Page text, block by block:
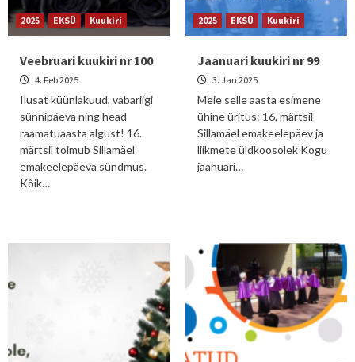
2025 EKSÜ Kuukiri
Veebruari kuukiri nr 100
4. Feb 2025
Ilusat küünlakuud, vabariigi
sünnipäeva ning head
raamatuaasta algust! 16.
märtsil toimub Sillamäel
emakeelepäeva sündmus.
Kõik…
2025 EKSÜ Kuukiri
Jaanuari kuukiri nr 99
3. Jan 2025
Meie selle aasta esimene
ühine üritus: 16. märtsil
Sillamäel emakeelepäev ja
liikmete üldkoosolek Kogu
jaanuari…